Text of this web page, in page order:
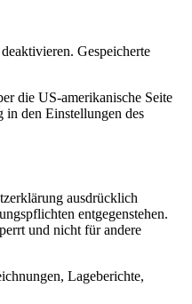
Gespeicherte
die US-amerikanische Seite
den Einstellungen des
ausdrücklich
entgegenstehen.
und nicht für andere
Lageberichte,